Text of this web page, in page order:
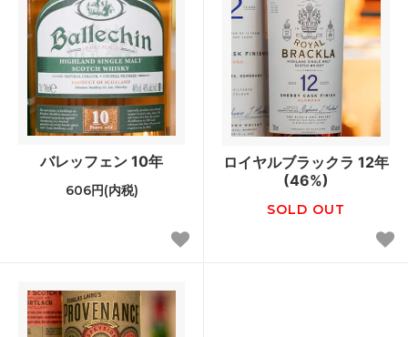
バレッフェン 10年
606円(内税)
ロイヤルブラックラ 12年
(46%)
SOLD OUT